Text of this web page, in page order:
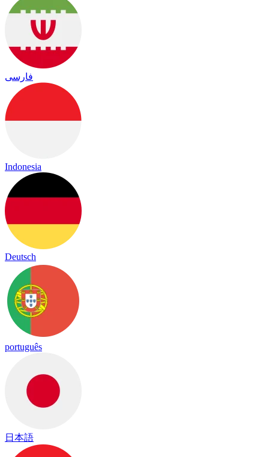
فارسی
Indonesia
Deutsch
português
日本語